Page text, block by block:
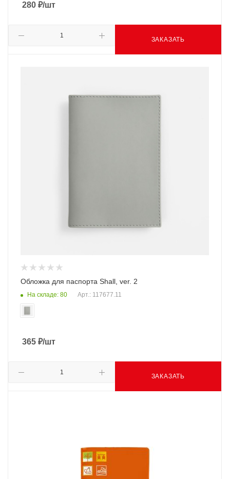
280 ₽/шт
ЗАКАЗАТЬ
Обложка для паспорта Shall, ver. 2
На складе: 80 Арт.: 117677.11
365 ₽/шт
ЗАКАЗАТЬ